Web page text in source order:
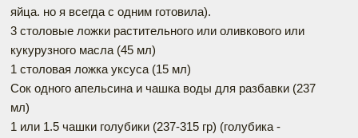
яйца. но я всегда с одним готовила).
3 столовые ложки растительного или оливкового или
кукурузного масла (45 мл)
1 столовая ложка уксуса (15 мл)
Сок одного апельсина и чашка воды для разбавки (237
мл)
1 или 1.5 чашки голубики (237-315 гр) (голубика -